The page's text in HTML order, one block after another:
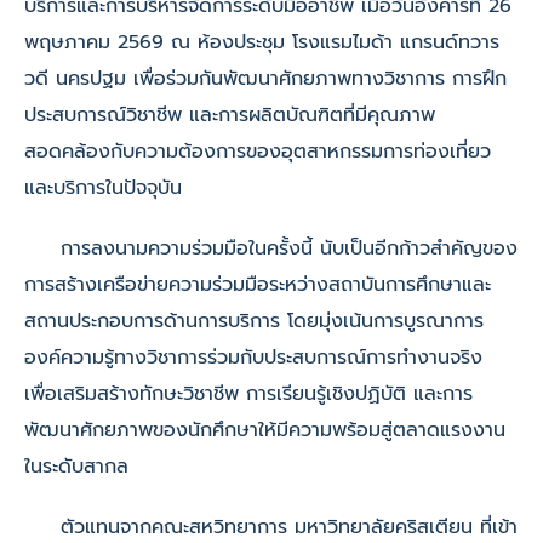
บริการและการบริหารจัดการระดับมืออาชีพ เมื่อวันอังคารที่ 26
พฤษภาคม 2569 ณ ห้องประชุม โรงแรมไมด้า แกรนด์ทวาร
วดี นครปฐม เพื่อร่วมกันพัฒนาศักยภาพทางวิชาการ การฝึก
ประสบการณ์วิชาชีพ และการผลิตบัณฑิตที่มีคุณภาพ
สอดคล้องกับความต้องการของอุตสาหกรรมการท่องเที่ยว
และบริการในปัจจุบัน
การลงนามความร่วมมือในครั้งนี้ นับเป็นอีกก้าวสำคัญของ
การสร้างเครือข่ายความร่วมมือระหว่างสถาบันการศึกษาและ
สถานประกอบการด้านการบริการ โดยมุ่งเน้นการบูรณาการ
องค์ความรู้ทางวิชาการร่วมกับประสบการณ์การทำงานจริง
เพื่อเสริมสร้างทักษะวิชาชีพ การเรียนรู้เชิงปฏิบัติ และการ
พัฒนาศักยภาพของนักศึกษาให้มีความพร้อมสู่ตลาดแรงงาน
ในระดับสากล
ตัวแทนจากคณะสหวิทยาการ มหาวิทยาลัยคริสเตียน ที่เข้า